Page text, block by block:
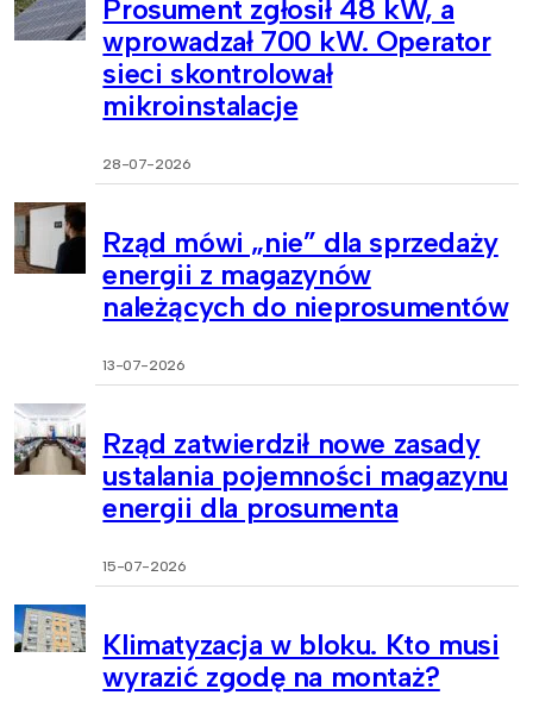
Prosument zgłosił 48 kW, a
wprowadzał 700 kW. Operator
sieci skontrolował
mikroinstalacje
28-07-2026
Rząd mówi „nie” dla sprzedaży
energii z magazynów
należących do nieprosumentów
13-07-2026
Rząd zatwierdził nowe zasady
ustalania pojemności magazynu
energii dla prosumenta
15-07-2026
Klimatyzacja w bloku. Kto musi
wyrazić zgodę na montaż?